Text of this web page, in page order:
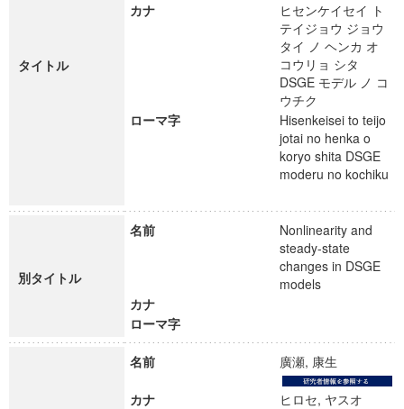
タイトル
カナ
ヒセンケイセイ ト
テイジョウ ジョウ
タイ ノ ヘンカ オ
コウリョ シタ
DSGE モデル ノ コ
ウチク
ローマ字
Hisenkeisei to teijo
jotai no henka o
koryo shita DSGE
moderu no kochiku
別タイトル
名前
Nonlinearity and
steady-state
changes in DSGE
models
カナ
ローマ字
名前 廣瀬, 康生
カナ
ヒロセ, ヤスオ